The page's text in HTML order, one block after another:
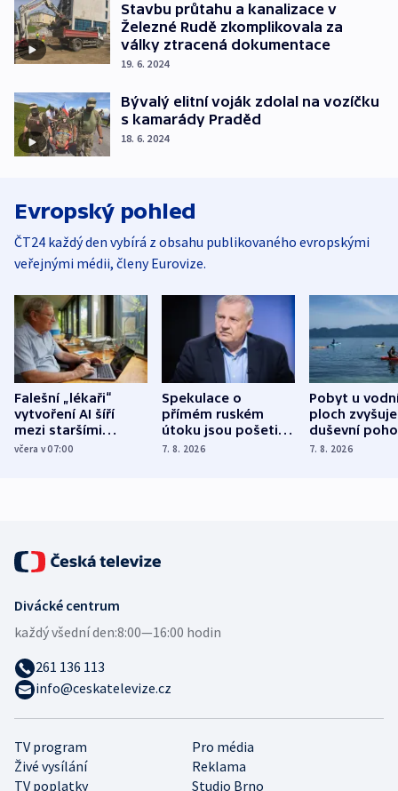
Stavbu průtahu a kanalizace v
Železné Rudě zkomplikovala za
války ztracená dokumentace
19. 6. 2024
Bývalý elitní voják zdolal na vozíčku
s kamarády Praděd
18. 6. 2024
Evropský pohled
ČT24 každý den vybírá z obsahu publikovaného evropskými
veřejnými médii, členy Eurovize.
Falešní „lékaři“
vytvoření AI šíří
mezi staršími
Poláky nebezpečné
včera v 07:00
Spekulace o
přímém ruském
útoku jsou pošetilé,
míní estonský
7. 8. 2026
Pobyt u
ploch zvyšuje
duševní
ukázala
7. 8. 2026
TV program
Pro média
Živé vysílání
Reklama
TV poplatky
Studio Brno
Divácké centrum
každý všední den:8:00—16:00 hodin
261 136 113
info@ceskatelevize.cz